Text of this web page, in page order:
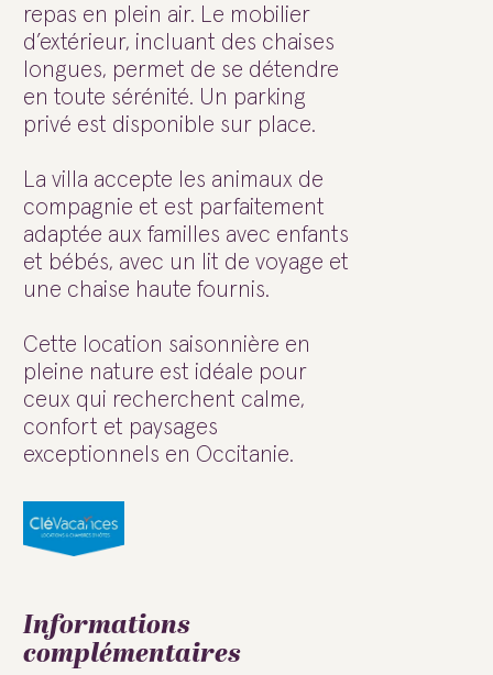
repas en plein air. Le mobilier
d’extérieur, incluant des chaises
longues, permet de se détendre
en toute sérénité. Un parking
privé est disponible sur place.
La villa accepte les animaux de
compagnie et est parfaitement
adaptée aux familles avec enfants
et bébés, avec un lit de voyage et
une chaise haute fournis.
Cette location saisonnière en
pleine nature est idéale pour
ceux qui recherchent calme,
confort et paysages
exceptionnels en Occitanie.
Informations
complémentaires